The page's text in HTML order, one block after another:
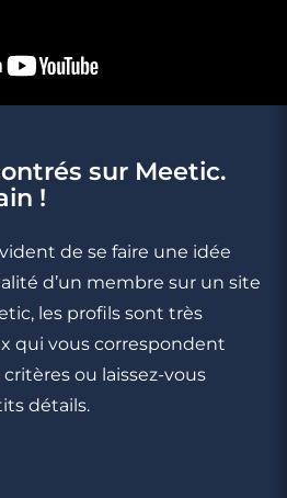
sur Meetic.
!
de se faire une idée
d’un membre sur un site
les profils sont très
qui vous correspondent
ou laissez-vous
détails.